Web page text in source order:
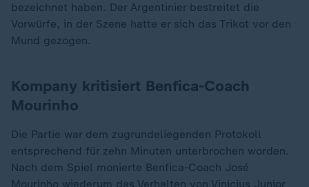
bezeichnet haben. Der Argentinier bestreitet die
Vorwürfe, in der Szene hatte er sich das Trikot vor den
Mund gezogen.
Kompany kritisiert Benfica-Coach
Mourinho
Die Partie war dem zugrundeliegenden Protokoll
entsprechend für zehn Minuten unterbrochen worden.
Nach dem Spiel monierte Benfica-Coach José
Mourinho wiederum das Verhalten von Vinicius Junior